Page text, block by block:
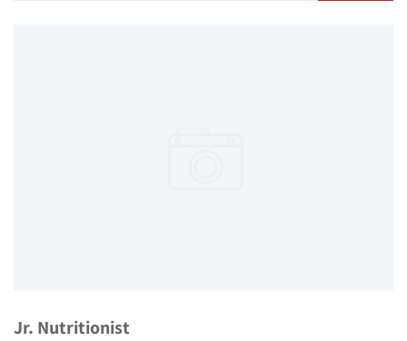
Jr. Nutritionist